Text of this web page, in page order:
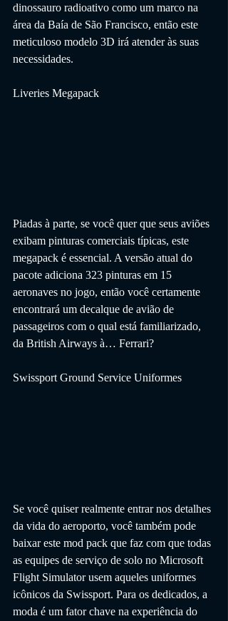
dinossauro radioativo como um marco na
área da Baía de São Francisco, então este
meticuloso modelo 3D irá atender às suas
necessidades.
Liveries Megapack
Piadas à parte, se você quer que seus aviões
exibam pinturas comerciais típicas, este
megapack é essencial. A versão atual do
pacote adiciona 323 pinturas em 15
aeronaves no jogo, então você certamente
encontrará um decalque de avião de
passageiros com o qual está familiarizado,
da British Airways à… Ferrari?
Swissport Ground Service Uniformes
Se você quiser realmente entrar nos detalhes
da vida do aeroporto, você também pode
baixar este mod pack que faz com que todas
as equipes de serviço de solo no Microsoft
Flight Simulator usem aqueles uniformes
icônicos da Swissport. Para os dedicados, a
moda é um fator chave na experiência do